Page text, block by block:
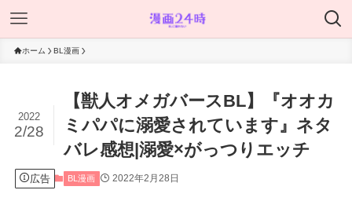
ホーム BL漫画
【獣人オメガバースBL】『オオカ
ミパパに溺愛されています』ネタ
バレ感想|溺愛×がっつりエッチ
2022
2/28
広告 BL漫画 2022年2月28日